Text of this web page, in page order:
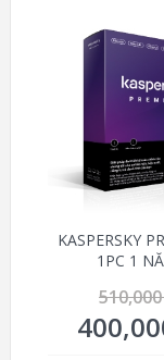
KASPERSKY
1PC 1